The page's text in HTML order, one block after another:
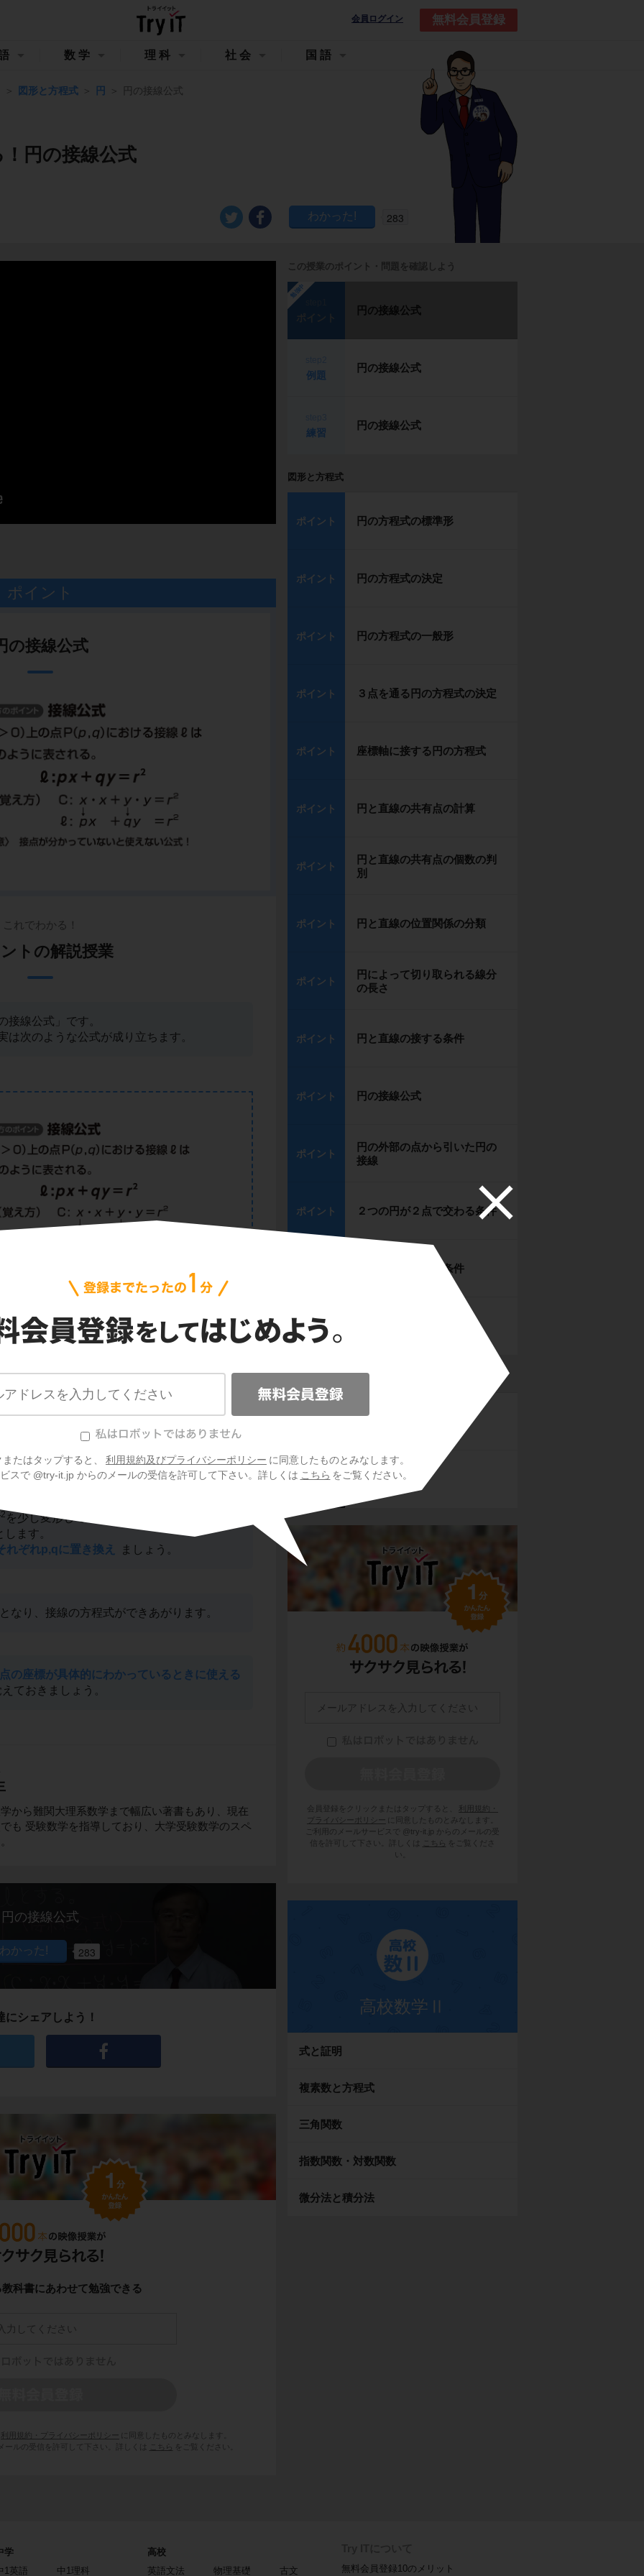
会員ログイン 無料会員登録
たはタップすると、 利用規約及びプライバシーポリシー に同意したものとみなします。
スで @try-it.jp からのメールの受信を許可して下さい。詳しくは こちら をご覧ください。
数学 理科 社会 国語
図形と方程式 円 円の接線公式
円の接線公式
283
ポイント
の接線公式
これでわかる！
トの解説授業
接線公式」です。
は次のような公式が成り立ちます。
わかっているとき、接点を通る直線の式が上
せるんですね。
をqに変える！
えたらいいのでしょうか？
2を少し変形して、
します。
れぞれp,qに置き換え
ましょう。
なり、接線の方程式ができあがります。
の座標が具体的にわかっているときに使える
ておきましょう。
から難関大理系数学まで幅広い著書もあり、現在
も 受験数学を指導しており、大学受験数学のスペ
円の接線公式
283
にシェアしよう！
科書にあわせて勉強できる
利用規約・プライバシーポリシー
に同意したものとみなします。
ルの受信を許可して下さい。詳しくは
こちら をご覧ください。
この授業のポイント・問題を確認しよう
勉強中
円の接線公式
例題
円の接線公式
練習
円の接線公式
図形と方程式
ポイント 円の方程式の標準形
ポイント 円の方程式の決定
ポイント 円の方程式の一般形
ポイント ３点を通る円の方程式の決定
ポイント 座標軸に接する円の方程式
ポイント 円と直線の共有点の計算
ポイント
円と直線の共有点の個数の判
別
ポイント 円と直線の位置関係の分類
ポイント
円によって切り取られる線分
の長さ
ポイント 円と直線の接する条件
ポイント 円の接線公式
ポイント
円の外部の点から引いた円の
接線
ポイント ２つの円が２点で交わる条件
２つの円が接する条件
ポイント
軌跡と領域
会員登録をクリックまたはタップすると、
利用規約・
プライバシーポリシー
に同意したものとみなします。
ご利用のメールサービスで @try-it.jp からのメールの受
信を許可して下さい。詳しくは
こちら
をご覧くださ
い。
高校数学Ⅱ
式と証明
複素数と方程式
三角関数
指数関数・対数関数
微分法と積分法
学
1英語
中1理科
高校
英語文法
物理基礎 古文 無料会員登録10のメリット